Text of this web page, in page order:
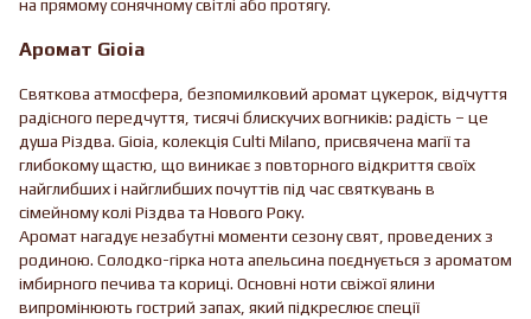
на прямому сонячному світлі або протягу.
Аромат Gioia
Святкова атмосфера, безпомилковий аромат цукерок, відчуття
радісного передчуття, тисячі блискучих вогників: радість – це
душа Різдва. Gioia, колекція Culti Milano, присвячена магії та
глибокому щастю, що виникає з повторного відкриття своїх
найглибших і найглибших почуттів під час святкувань в
сімейному колі Різдва та Нового Року.
Аромат нагадує незабутні моменти сезону свят, проведених з
родиною. Солодко-гірка нота апельсина поєднується з ароматом
імбирного печива та кориці. Основні ноти свіжої ялини
випромінюють гострий запах, який підкреслює спеції